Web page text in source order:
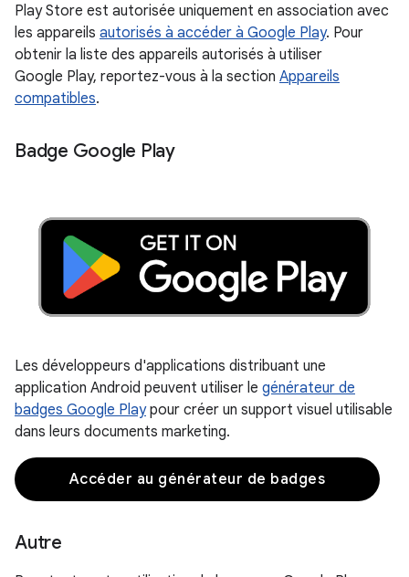
Play Store est autorisée uniquement en association avec
les appareils autorisés à accéder à Google Play. Pour
obtenir la liste des appareils autorisés à utiliser
Google Play, reportez-vous à la section Appareils
compatibles.
Badge Google Play
Les développeurs d'applications distribuant une
application Android peuvent utiliser le générateur de
badges Google Playpour créer un support visuel utilisable
dans leurs documents marketing.
Accéder au générateur de badges
Autre